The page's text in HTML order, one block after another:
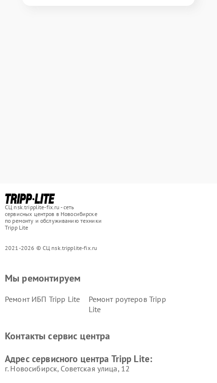
СЦ nsk.tripplite-fix.ru - сеть
сервисных центров в Новосибирске
по ремонту и обслуживанию техники
Tripp Lite
2021-2026 © СЦ nsk.tripplite-fix.ru
Мы ремонтируем
Ремонт ИБП Tripp Lite
Ремонт роутеров Tripp
Lite
Контакты сервис центра
Адрес сервисного центра Tripp Lite:
г. Новосибирск, Советская улица, 12